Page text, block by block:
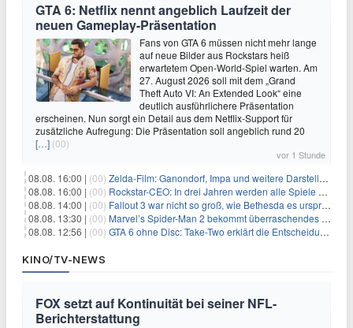
GTA 6: Netflix nennt angeblich Laufzeit der
neuen Gameplay-Präsentation
Fans von GTA 6 müssen nicht mehr lange
auf neue Bilder aus Rockstars heiß
erwartetem Open-World-Spiel warten. Am
27. August 2026 soll mit dem „Grand
Theft Auto VI: An Extended Look“ eine
deutlich ausführlichere Präsentation
erscheinen. Nun sorgt ein Detail aus dem Netflix-Support für
zusätzliche Aufregung: Die Präsentation soll angeblich rund 20
[…] (00)
vor 1 Stunde
08.08. 16:00 | (00) Zelda-Film: Ganondorf, Impa und weitere Darsteller sollen feststehen
08.08. 16:00 | (00) Rockstar-CEO: In drei Jahren werden alle Spiele gestreamt
08.08. 14:00 | (00) Fallout 3 war nicht so groß, wie Bethesda es ursprünglich wollte
08.08. 13:30 | (00) Marvel’s Spider-Man 2 bekommt überraschendes PS5-Update mit gewünschter Komfortfunktion
08.08. 12:56 | (00) GTA 6 ohne Disc: Take-Two erklärt die Entscheidung für Download-Codes
KINO/TV-NEWS
FOX setzt auf Kontinuität bei seiner NFL-
Berichterstattung